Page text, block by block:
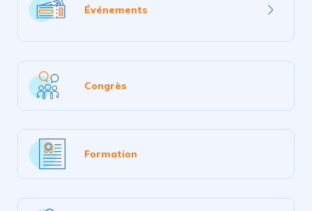
Événements
savoir
Congrès
Formation